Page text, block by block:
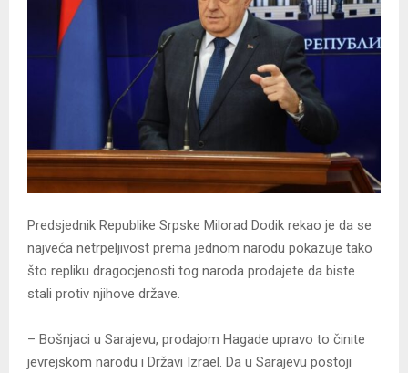
Predsjednik Republike Srpske Milorad Dodik rekao je da se
najveća netrpeljivost prema jednom narodu pokazuje tako
što repliku dragocjenosti tog naroda prodajete da biste
stali protiv njihove države.
– Bošnjaci u Sarajevu, prodajom Hagade upravo to činite
jevrejskom narodu i Državi Izrael. Da u Sarajevu postoji